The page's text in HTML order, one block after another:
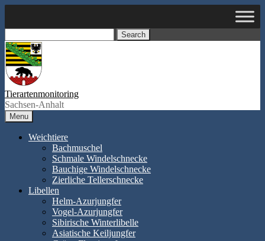
content
Tierartenmonitoring
Sachsen-Anhalt
Menu
Weichtiere
Bachmuschel
Schmale Windelschnecke
Bauchige Windelschnecke
Zierliche Tellerschnecke
Libellen
Helm-Azurjungfer
Vogel-Azurjungfer
Sibirische Winterlibelle
Asiatische Keiljungfer